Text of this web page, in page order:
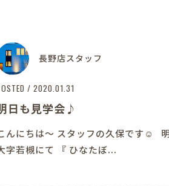
長野店スタッフ
/ 2020.01.31
日も見学会♪
んにちは～ スタッフの久保です☺
字若槻にて 『 ひなたぼ...